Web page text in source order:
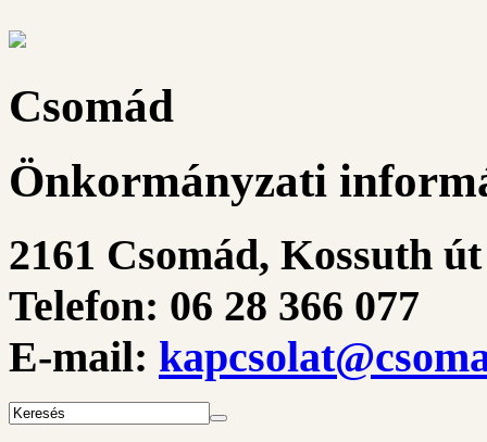
Csomád
Önkormányzati
2161 Csomád, Kossuth
Telefon: 06 28 366 077
E-mail: